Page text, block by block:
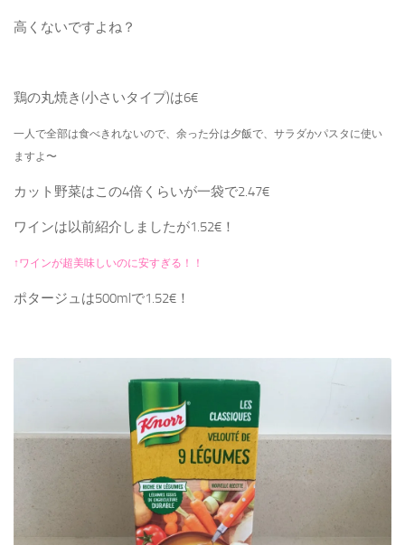
高くないですよね？
鶏の丸焼き(小さいタイプ)は6€
一人で全部は食べきれないので、余った分は夕飯で、サラダかパスタに使い
ますよ〜
カット野菜はこの4倍くらいが一袋で2.47€
ワインは以前紹介しましたが1.52€！
↑ワインが超美味しいのに安すぎる！！
ポタージュは500mlで1.52€！